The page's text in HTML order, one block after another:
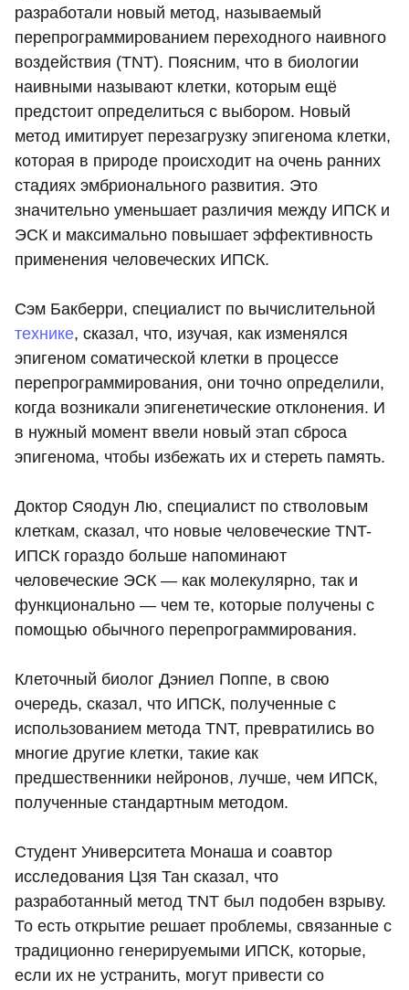
разработали новый метод, называемый
перепрограммированием переходного наивного
воздействия (TNT). Поясним, что в биологии
наивными называют клетки, которым ещё
предстоит определиться с выбором. Новый
метод имитирует перезагрузку эпигенома клетки,
которая в природе происходит на очень ранних
стадиях эмбрионального развития. Это
значительно уменьшает различия между ИПСК и
ЭСК и максимально повышает эффективность
применения человеческих ИПСК.
Сэм Бакберри, специалист по вычислительной
технике, сказал, что, изучая, как изменялся
эпигеном соматической клетки в процессе
перепрограммирования, они точно определили,
когда возникали эпигенетические отклонения. И
в нужный момент ввели новый этап сброса
эпигенома, чтобы избежать их и стереть память.
Доктор Сяодун Лю, специалист по стволовым
клеткам, сказал, что новые человеческие TNT-
ИПСК гораздо больше напоминают
человеческие ЭСК — как молекулярно, так и
функционально — чем те, которые получены с
помощью обычного перепрограммирования.
Клеточный биолог Дэниел Поппе, в свою
очередь, сказал, что ИПСК, полученные с
использованием метода TNT, превратились во
многие другие клетки, такие как
предшественники нейронов, лучше, чем ИПСК,
полученные стандартным методом.
Студент Университета Монаша и соавтор
исследования Цзя Тан сказал, что
разработанный метод TNT был подобен взрыву.
То есть открытие решает проблемы, связанные с
традиционно генерируемыми ИПСК, которые,
если их не устранить, могут привести со